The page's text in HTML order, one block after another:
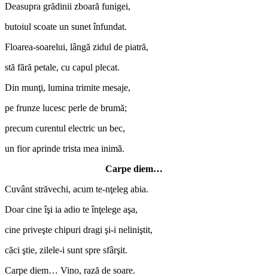
Deasupra grădinii zboară funigei,
butoiul scoate un sunet înfundat.
Floarea-soarelui, lângă zidul de piatră,
stă fără petale, cu capul plecat.
Din munţi, lumina trimite mesaje,
pe frunze lucesc perle de brumă;
precum curentul electric un bec,
un fior aprinde trista mea inimă.
Carpe diem…
Cuvânt străvechi, acum te-nţeleg abia.
Doar cine îşi ia adio te înţelege aşa,
cine priveşte chipuri dragi şi-i neliniştit,
căci ştie, zilele-i sunt spre sfârşit.
Carpe diem… Vino, rază de soare.